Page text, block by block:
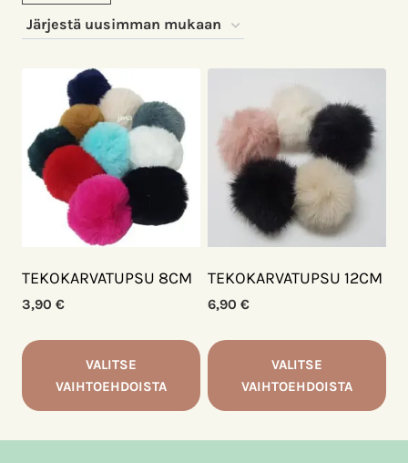
TEKOKARVATUPSU 8CM
3,90 €
VALITSE
VAIHTOEHDOISTA
tuotteella
TEKOKARVATUPSU 12CM
6,90 €
VALITSE
VAIHTOEHDOISTA
tuotteella